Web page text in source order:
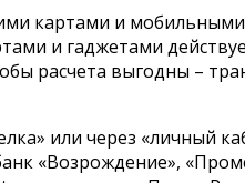
картами и
и гаджетами
расчета выгодны –
или через «личный
«Возрождение»,